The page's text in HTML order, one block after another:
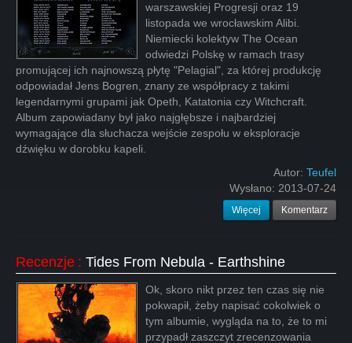
warszawskiej Progresji oraz 19
listopada we wrocławskim Alibi.
Niemiecki kolektyw The Ocean
odwiedzi Polskę w ramach trasy
promującej ich najnowszą płytę "Pelagial", za której produkcję
odpowiadał Jens Bogren, znany ze współpracy z takimi
legendarnymi grupami jak Opeth, Katatonia czy Witchcraft.
Album zapowiadany był jako najgłębsze i najbardziej
wymagające dla słuchacza wejście zespołu w eksploracje
dźwięku w dorobku kapeli.
Autor: Teufel
Wysłano: 2013-07-24
Więcej Komentarz
Recenzje : Tides From Nebula - Earthshine
Ok, skoro nikt przez ten czas się nie
pokwapił, żeby napisać cokolwiek o
tym albumie, wygląda na to, że to mi
przypadł zaszczyt zrecenzowania